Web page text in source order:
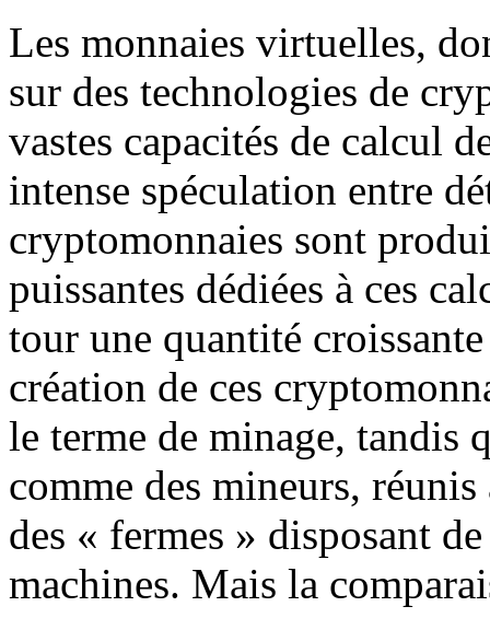
Les monnaies virtuelles,
sur des technologies de
vastes capacités de calcul
intense spéculation entre
cryptomonnaies sont
puissantes dédiées à ces
tour une quantité
création de ces
le terme de minage, tandis
comme des mineurs,
des « fermes » disposant
machines. Mais la